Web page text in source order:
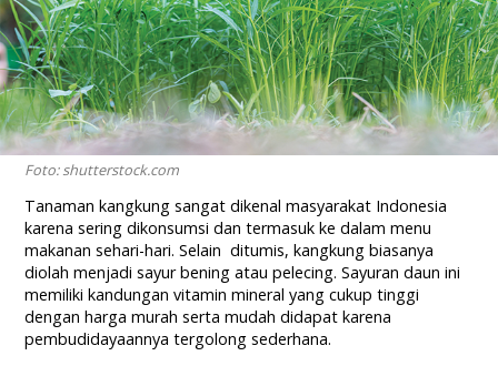
Foto: shutterstock.com
Tanaman kangkung sangat dikenal masyarakat Indonesia
karena sering dikonsumsi dan termasuk ke dalam menu
makanan sehari-hari. Selain ditumis, kangkung biasanya
diolah menjadi sayur bening atau pelecing. Sayuran daun ini
memiliki kandungan vitamin mineral yang cukup tinggi
dengan harga murah serta mudah didapat karena
pembudidayaannya tergolong sederhana.